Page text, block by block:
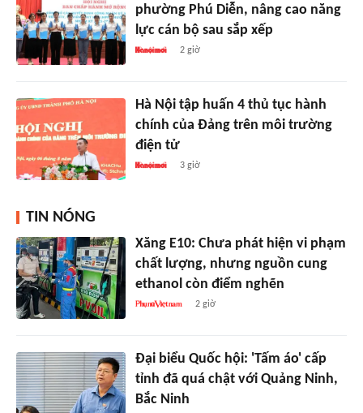
phường Phú Diễn, nâng cao năng
lực cán bộ sau sắp xếp
2 giờ
Hà Nội tập huấn 4 thủ tục hành
chính của Đảng trên môi trường
điện tử
3 giờ
TIN NÓNG
Xăng E10: Chưa phát hiện vi phạm
chất lượng, nhưng nguồn cung
ethanol còn điểm nghẽn
2 giờ
Đại biểu Quốc hội: 'Tấm áo' cấp
tỉnh đã quá chật với Quảng Ninh,
Bắc Ninh